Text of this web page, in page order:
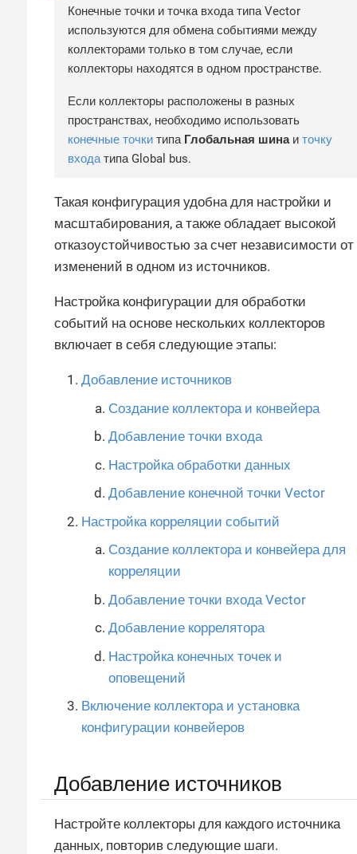
Конечные точки и точка входа типа Vector
используются для обмена событиями между
коллекторами только в том случае, если
коллекторы находятся в одном пространстве.
Если коллекторы расположены в разных
пространствах, необходимо использовать
конечные точки типа Глобальная шинаи точку
входатипа Global bus.
Такая конфигурация удобна для настройки и
масштабирования, а также обладает высокой
отказоустойчивостью за счет независимости от
изменений в одном из источников.
Настройка конфигурации для обработки
событий на основе нескольких коллекторов
включает в себя следующие этапы:
Добавление источников
Создание коллектора и конвейера
Добавление точки входа
Настройка обработки данных
Добавление конечной точки Vector
Настройка корреляции событий
Создание коллектора и конвейера для
корреляции
Добавление точки входа Vector
Добавление коррелятора
Настройка конечных точек и
оповещений
Включение коллектора и установка
конфигурации конвейеров
Добавление источников
Настройте коллекторы для каждого источника
данных, повторив следующие шаги.